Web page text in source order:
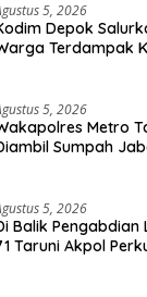
5, 2026
Depok
Terdampak
5, 2026
Metro
Sumpah
5, 2026
Balik Pengabdian
Taruni Akpol